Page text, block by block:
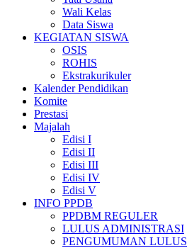
Wali Kelas
Data Siswa
KEGIATAN SISWA
OSIS
ROHIS
Ekstrakurikuler
Kalender Pendidikan
Komite
Prestasi
Majalah
Edisi I
Edisi II
Edisi III
Edisi IV
Edisi V
INFO PPDB
PPDBM REGULER
LULUS ADMINISTRASI
PENGUMUMAN LULUS